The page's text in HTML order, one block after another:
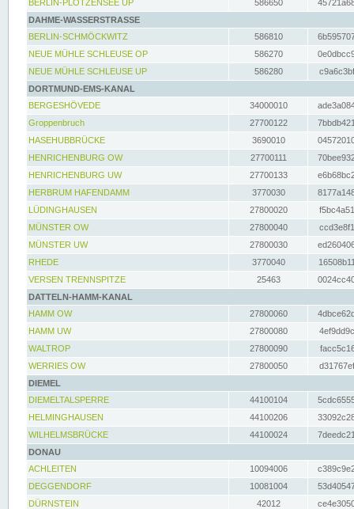
BERLIN-PLÖTZENSEE UP
586650
DAHME-WASSERSTRASSE
BERLIN-SCHMÖCKWITZ
586810
NEUE MÜHLE SCHLEUSE OP
586270
NEUE MÜHLE SCHLEUSE UP
586280
DORTMUND-EMS-KANAL
BERGESHÖVEDE
34000010
Groppenbruch
27700122
HASEHUBBRÜCKE
3690010
HENRICHENBURG OW
27700111
HENRICHENBURG UW
27700133
HERBRUM HAFENDAMM
3770030
LÜDINGHAUSEN
27800020
MÜNSTER OW
27800040
MÜNSTER UW
27800030
RHEDE
3770040
VERSEN TRENNSPITZE
25463
DATTELN-HAMM-KANAL
HAMM OW
27800060
HAMM UW
27800080
WALTROP
27800090
WERRIES OW
27800050
DIEMEL
DIEMELTALSPERRE
44100104
HELMINGHAUSEN
44100206
WILHELMSBRÜCKE
44100024
DONAU
ACHLEITEN
10094006
DEGGENDORF
10081004
DÜRNSTEIN
42012